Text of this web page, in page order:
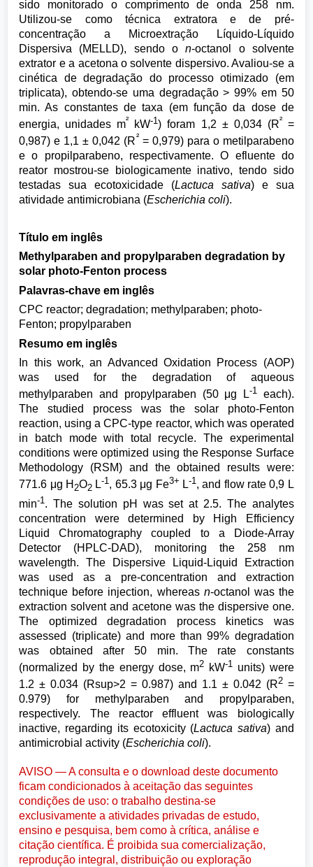
sido monitorado o comprimento de onda 258 nm.
Utilizou-se como técnica extratora e de pré-
concentração a Microextração Líquido-Líquido
Dispersiva (MELLD), sendo on-octanol o solvente
extrator e a acetona o solvente dispersivo. Avaliou-se a
cinética de degradação do processo otimizado (em
triplicata), obtendo-se uma degradação > 99% em 50
min. As constantes de taxa (em função da dose de
energia, unidades m² kW-1) foram 1,2 ± 0,034 (R²=
0,987) e 1,1 ± 0,042 (R²= 0,979) para o metilparabeno
e o propilparabeno, respectivamente. O efluente do
reator mostrou-se biologicamente inativo, tendo sido
testadas sua ecotoxicidade (Lactuca sativa) e sua
atividade antimicrobiana (Escherichia coli).
Título em inglês
Methylparaben and propylparaben degradation by
solar photo-Fenton process
Palavras-chave em inglês
CPC reactor; degradation; methylparaben; photo-
Fenton; propylparaben
Resumo em inglês
In this work, an Advanced Oxidation Process (AOP)
was used for the degradation of aqueous
methylparaben and propylparaben (50 μg L-1 each).
The studied process was the solar photo-Fenton
reaction, using a CPC-type reactor, which was operated
in batch mode with total recycle. The experimental
conditions were optimized using the Response Surface
Methodology (RSM) and the obtained results were:
771.6 μg H 2O2L-1, 65.3 μg Fe3+ L-1, and flow rate 0,9 L
min-1 . The solution pH was set at 2.5. The analytes
concentration were determined by High Efficiency
Liquid Chromatography coupled to a Diode-Array
Detector (HPLC-DAD), monitoring the 258 nm
wavelength. The Dispersive Liquid-Liquid Extraction
was used as a pre-concentration and extraction
technique before injection, whereas n-octanol was the
extraction solvent and acetone was the dispersive one.
The optimized degradation process kinetics was
assessed (triplicate) and more than 99% degradation
was obtained after 50 min. The rate constants
(normalized by the energy dose, m2 kW-1
units) were
1.2 ± 0.034 (Rsup>2 = 0.987) and 1.1 ± 0.042 (R2=
0.979) for methylparaben and propylparaben,
respectively. The reactor effluent was biologically
inactive, regarding its ecotoxicity (Lactuca sativa) and
antimicrobial activity (Escherichia coli).
AVISO — A consulta e o download deste documento
ficam condicionados à aceitação das seguintes
condições de uso: o trabalho destina-se
exclusivamente a atividades privadas de estudo,
ensino e pesquisa, bem como à crítica, análise e
citação científica. É proibida sua comercialização,
reprodução integral, distribuição ou exploração